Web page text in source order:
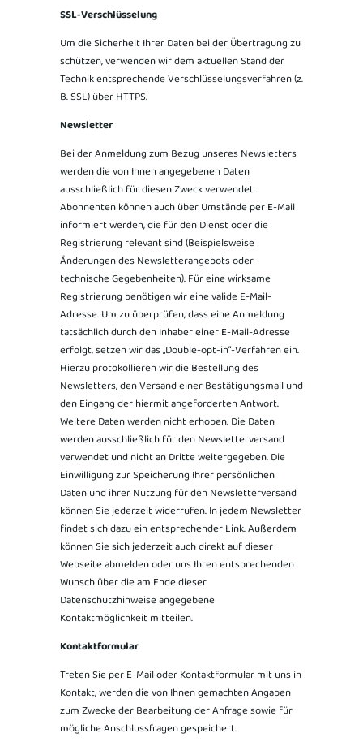
SSL-Verschlüsselung
Um die Sicherheit Ihrer Daten bei der Übertragung zu
schützen, verwenden wir dem aktuellen Stand der
Technik entsprechende Verschlüsselungsverfahren (z.
B. SSL) über HTTPS.
Newsletter
Bei der Anmeldung zum Bezug unseres Newsletters
werden die von Ihnen angegebenen Daten
ausschließlich für diesen Zweck verwendet.
Abonnenten können auch über Umstände per E-Mail
informiert werden, die für den Dienst oder die
Registrierung relevant sind (Beispielsweise
Änderungen des Newsletterangebots oder
technische Gegebenheiten). Für eine wirksame
Registrierung benötigen wir eine valide E-Mail-
Adresse. Um zu überprüfen, dass eine Anmeldung
tatsächlich durch den Inhaber einer E-Mail-Adresse
erfolgt, setzen wir das „Double-opt-in“-Verfahren ein.
Hierzu protokollieren wir die Bestellung des
Newsletters, den Versand einer Bestätigungsmail und
den Eingang der hiermit angeforderten Antwort.
Weitere Daten werden nicht erhoben. Die Daten
werden ausschließlich für den Newsletterversand
verwendet und nicht an Dritte weitergegeben. Die
Einwilligung zur Speicherung Ihrer persönlichen
Daten und ihrer Nutzung für den Newsletterversand
können Sie jederzeit widerrufen. In jedem Newsletter
findet sich dazu ein entsprechender Link. Außerdem
können Sie sich jederzeit auch direkt auf dieser
Webseite abmelden oder uns Ihren entsprechenden
Wunsch über die am Ende dieser
Datenschutzhinweise angegebene
Kontaktmöglichkeit mitteilen.
Kontaktformular
Treten Sie per E-Mail oder Kontaktformular mit uns in
Kontakt, werden die von Ihnen gemachten Angaben
zum Zwecke der Bearbeitung der Anfrage sowie für
mögliche Anschlussfragen gespeichert.